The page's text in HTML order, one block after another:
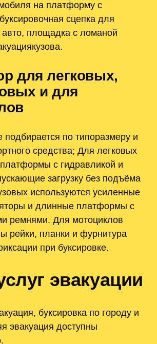
на платформу с
сцепка для
авто, площадка с ломаной
для легковых,
и для
по типоразмеру и
средства; Для легковых
с гидравликой и
загрузку без подъёма
используются усиленные
и длинные платформы с
ремнями. Для мотоциклов
рейки, планки и фурнитура
при буксировке.
эвакуации
буксировка по городу и
эвакуация доступны